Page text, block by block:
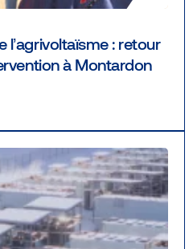
l’agrivoltaïsme : retour
à Montardon